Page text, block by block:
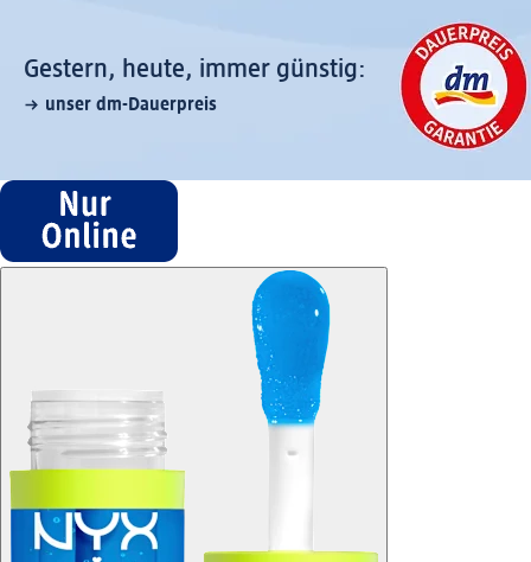
Gestern, heute, immer günstig:
unser dm-Dauerpreis